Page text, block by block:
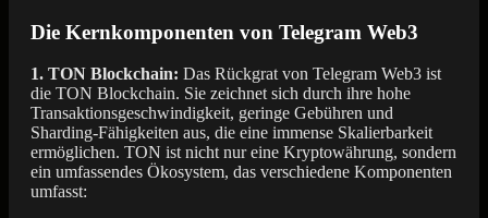
Die Kernkomponenten von Telegram Web3
1. TON Blockchain: Das Rückgrat von Telegram Web3 ist
die TON Blockchain. Sie zeichnet sich durch ihre hohe
Transaktionsgeschwindigkeit, geringe Gebühren und
Sharding-Fähigkeiten aus, die eine immense Skalierbarkeit
ermöglichen. TON ist nicht nur eine Kryptowährung, sondern
ein umfassendes Ökosystem, das verschiedene Komponenten
umfasst: